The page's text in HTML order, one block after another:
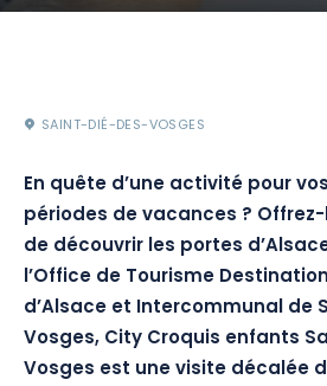
SAINT-DIÉ-DES-VOSGES
En quête d’une activité pour
périodes de vacances ?
de découvrir les portes
l’Office de Tourisme
d’Alsace et Intercommunal de
Vosges, City Croquis enfants
Vosges est une visite décalée